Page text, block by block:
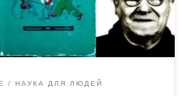
мир чисел», «Геометрия
«Удивительный квадрат» […]
НАУКА ДЛЯ ЛЮДЕЙ